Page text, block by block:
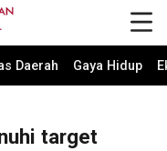
Daerah Gaya Hidup
target